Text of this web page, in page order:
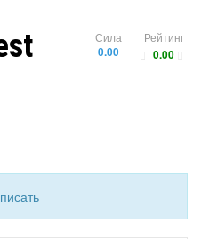
Рейтинг
0.00
Сила
0.00